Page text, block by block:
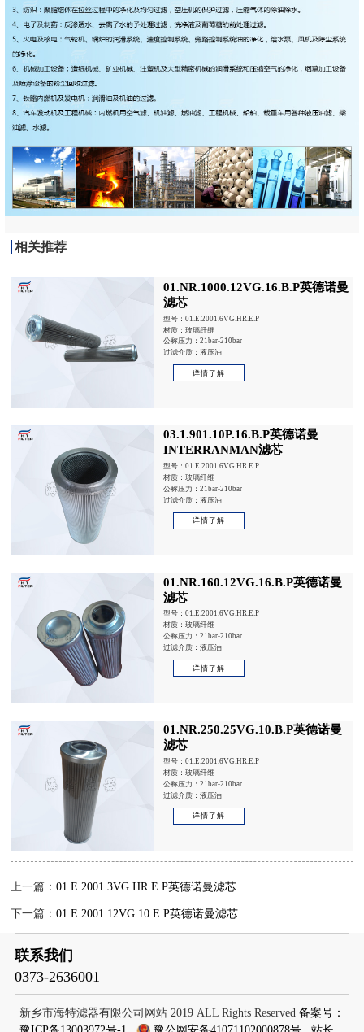
相关推荐
01.NR.1000.12VG.16.B.P英德诺曼
滤芯
型号：01.E.2001.6VG.HR.E.P
材质：玻璃纤维
公称压力：21bar-210bar
过滤介质：液压油
详情了解
03.1.901.10P.16.B.P英德诺曼
INTERRANMAN滤芯
型号：01.E.2001.6VG.HR.E.P
材质：玻璃纤维
公称压力：21bar-210bar
过滤介质：液压油
详情了解
01.NR.160.12VG.16.B.P英德诺曼
滤芯
型号：01.E.2001.6VG.HR.E.P
材质：玻璃纤维
公称压力：21bar-210bar
过滤介质：液压油
详情了解
01.NR.250.25VG.10.B.P英德诺曼
滤芯
型号：01.E.2001.6VG.HR.E.P
材质：玻璃纤维
公称压力：21bar-210bar
过滤介质：液压油
详情了解
上一篇：01.E.2001.3VG.HR.E.P英德诺曼滤芯
下一篇：01.E.2001.12VG.10.E.P英德诺曼滤芯
联系我们
0373-2636001
新乡市海特滤器有限公司网站 2019 ALL Rights Reserved 备案号：